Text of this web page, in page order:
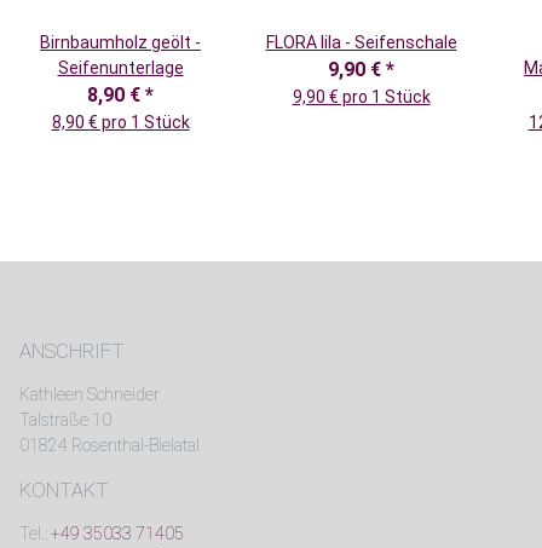
Birnbaumholz geölt -
Seifenunterlage
8,90 € *
8,90 € pro 1 Stück
FLORA lila - Seifenschale
9,90 € *
9,90 € pro 1 Stück
ANSCHRIFT
Kathleen Schneider
Talstraße 10
01824 Rosenthal-Bielatal
KONTAKT
Tel.:+49 35033 71405